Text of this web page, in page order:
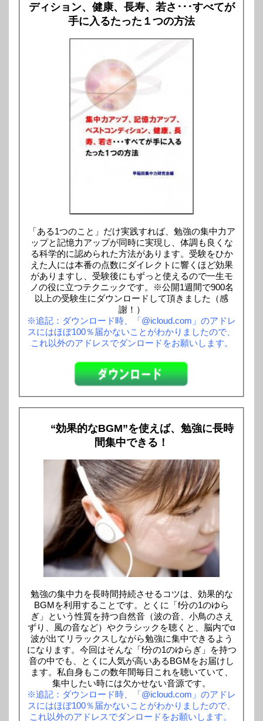
ディション、健康、長寿、若さ･･･すべてが
手に入るたった１つの方法
「ある1つのこと」だけ実践すれば、勉強の集中力ア
ップと記憶力アップが同時に実現し、体調も良くな
る科学的に認められた方法があります。受験をひか
えた人には本番の点数にダイレクトに響くほど効果
がありますし、受験後にもずっと使えるので一生モ
ノの役に立つテクニックです。※公開1週間で900名
以上の受験生にダウンロードして頂きました（感
謝！）
※追記：ダウンロード時、「@icloud.com」のアドレ
スにはほぼ100％届かないことがわかりましたので、
これ以外のアドレスでダンロードをお願いします。
“効果的なBGM”を使えば、勉強に長時
間集中できる！
勉強の集中力を長時間持続させるコツは、効果的な
BGMを利用することです。とくに「f分の1のゆら
ぎ」という性質を持つ自然音（波の音、小鳥のさえ
ずり、風の音など）やクラシックを聴くと、脳内でα
波が出てリラックスしながら勉強に集中できるよう
になります。今回はそんな「f分の1のゆらぎ」を持つ
音の中でも、とくに人気が高いあるBGMをお届けし
ます。私自身もこの数年間毎日これを聴いていて、
集中したい時には欠かせない音源です。
※追記：ダウンロード時、「@icloud.com」のアドレ
スにはほぼ100％届かないことがわかりましたので、
これ以外のアドレスでダンロードをお願いします。